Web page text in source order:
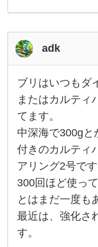
ッ
出
て
る
か
。
ブ
リ
ら
、
ス
ナ
ッ
プ
っ
adk
ブ
リ
は
い
つ
も
ダ
イ
ワ
の
フ
ィ
ン
ガ
ー
フ
ィ
ブリはいつもダ
またはカルティ
てます。
中深海で300gと
付きのカルティ
アリング2号です
300回ほど使っ
とはまだ一度も
最近は、強化さ
す。